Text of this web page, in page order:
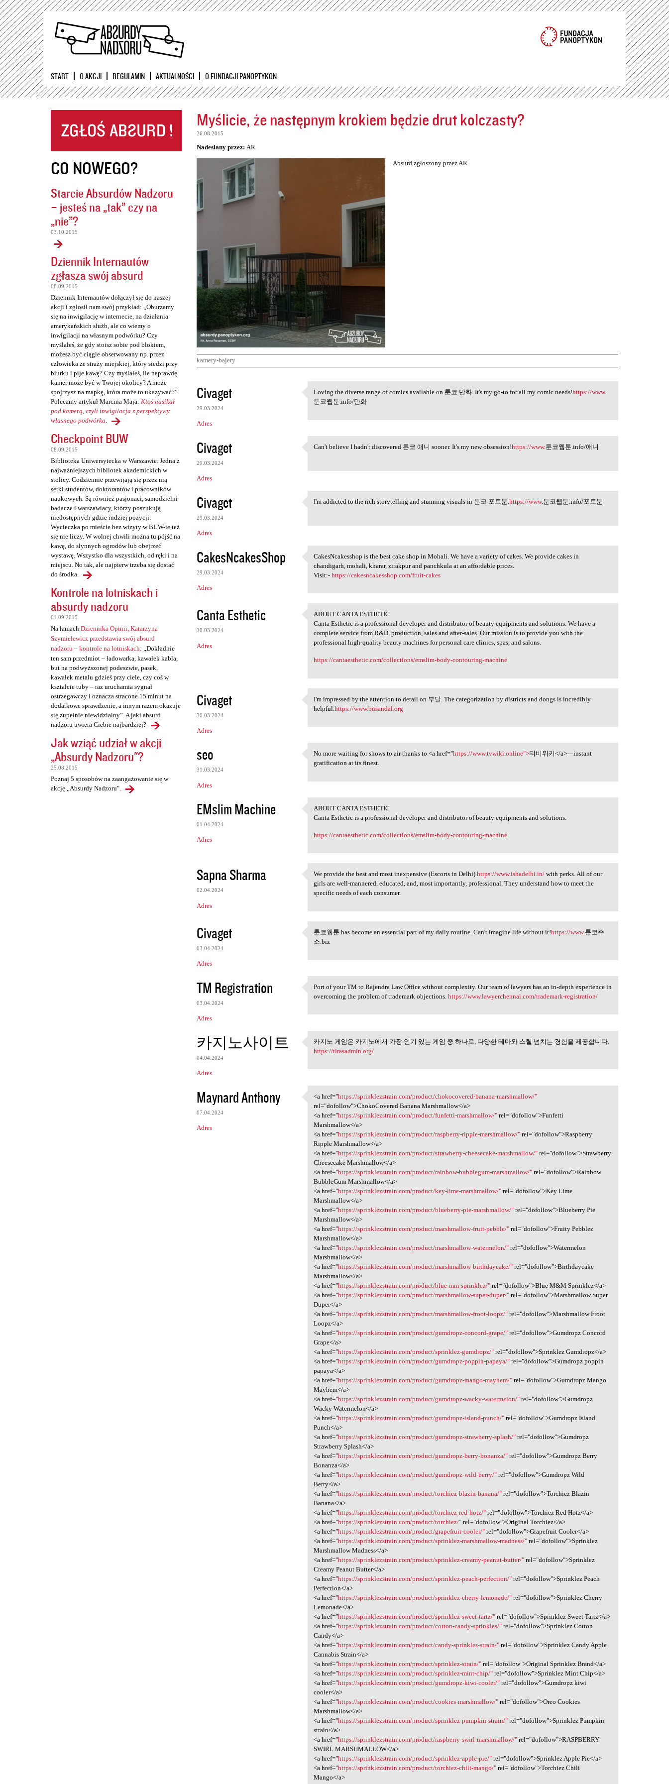
Przejdź
START O AKCJI REGULAMIN AKTUALNOŚCI O FUNDACJI PANOPTYKON
CO NOWEGO?
Starcie Absurdów Nadzoru
– jesteś na „tak” czy na
„nie”?
03.10.2015
Dziennik Internautów
zgłasza swój absurd
08.09.2015
Dziennik Internautów dołączył się do naszej
akcji i zgłosił nam swój przykład: „Oburzamy
się na inwigilację w internecie, na działania
amerykańskich służb, ale co wiemy o
inwigilacji na własnym podwórku? Czy
myślałeś, że gdy stoisz sobie pod blokiem,
możesz być ciągle obserwowany np. przez
człowieka ze straży miejskiej, który siedzi przy
biurku i pije kawę? Czy myślałeś, ile naprawdę
kamer może być w Twojej okolicy? A może
spojrzysz na mapkę, która może to ukazywać?”.
Polecamy artykuł Marcina Maja: Ktoś nasikał
pod kamerą, czyli inwigilacja z perspektywy
własnego podwórka.
Checkpoint BUW
08.09.2015
Biblioteka Uniwersytecka w Warszawie. Jedna z
najważniejszych bibliotek akademickich w
stolicy. Codziennie przewijają się przez nią
setki studentów, doktorantów i pracowników
naukowych. Są również pasjonaci, samodzielni
badacze i warszawiacy, którzy poszukują
niedostępnych gdzie indziej pozycji.
Wycieczka po mieście bez wizyty w BUW-ie też
się nie liczy. W wolnej chwili można tu pójść na
kawę, do słynnych ogrodów lub obejrzeć
wystawę. Wszystko dla wszystkich, od ręki i na
miejscu. No tak, ale najpierw trzeba się dostać
do środka.
Kontrole na lotniskach i
absurdy nadzoru
01.09.2015
Na łamach Dziennika Opinii, Katarzyna
Szymielewicz przedstawia swój absurd
nadzoru – kontrole na lotniskach: „Dokładnie
ten sam przedmiot – ładowarka, kawałek kabla,
but na podwyższonej podeszwie, pasek,
kawałek metalu gdzieś przy ciele, czy coś w
kształcie tuby – raz uruchamia sygnał
ostrzegawczy i oznacza stracone 15 minut na
dodatkowe sprawdzenie, a innym razem okazuje
się zupełnie niewidzialny”. A jaki absurd
nadzoru uwiera Ciebie najbardziej?
Jak wziąć udział w akcji
„Absurdy Nadzoru"?
25.08.2015
Poznaj 5 sposobów na zaangażowanie się w
akcję „Absurdy Nadzoru".
Myślicie, że następnym krokiem będzie drut kolczasty?
26.08.2015
Nadesłany przez: AR
Absurd zgłoszony przez AR.
kamery-bajery
K
o
m
e
n
t
r
z
e
Civaget
29.03.2024
Adres
Loving the diverse range of
Loving the diverse range of comics available on 툰코 만화. It's my go-to for all my comic needs!https://www.
툰코웹툰.info/만화
Civaget
29.03.2024
Adres
Can't believe I hadn't discovered 툰코 애니 sooner. It's my new obsession!https://www.툰코웹툰.info/애니
Civaget
29.03.2024
Adres
I'm addicted to the rich
I'm addicted to the rich storytelling and stunning visuals in 툰코 포토툰.https://www.툰코웹툰.info/포토툰
CakesNcakesShop
29.03.2024
Adres
CakesNcakesshop is the best
CakesNcakesshop is the best cake shop in Mohali. We have a variety of cakes. We provide cakes in
chandigarh, mohali, kharar, zirakpur and panchkula at an affordable prices.
Visit:-https://cakesncakesshop.com/fruit-cakes
Canta Esthetic
30.03.2024
Adres
ABOUT CANTA ESTHETIC
ABOUT CANTA ESTHETIC
Canta Esthetic is a professional developer and distributor of beauty equipments and solutions. We have a
complete service from R&D, production, sales and after-sales. Our mission is to provide you with the
professional high-quality beauty machines for personal care clinics, spas, and salons.
https://cantaesthetic.com/collections/emslim-body-contouring-machine
Civaget
30.03.2024
Adres
I'm impressed by the
I'm impressed by the attention to detail on 부달. The categorization by districts and dongs is incredibly
helpful.https://www.busandal.org
seo
31.03.2024
Adres
No more waiting for shows to
No more waiting for shows to air thanks to <a href="https://www.tvwiki.online">티비위키</a>—instant
gratification at its finest.
EMslim Machine
01.04.2024
Adres
ABOUT CANTA ESTHETIC
ABOUT CANTA ESTHETIC
Canta Esthetic is a professional developer and distributor of beauty equipments and solutions.
https://cantaesthetic.com/collections/emslim-body-contouring-machine
Sapna Sharma
02.04.2024
Adres
We provide the best and most
We provide the best and most inexpensive (Escorts in Delhi)https://www.ishadelhi.in/ with perks. All of our
girls are well-mannered, educated, and, most importantly, professional. They understand how to meet the
specific needs of each consumer.
Civaget
03.04.2024
Adres
툰코웹툰 has become an essential
툰코웹툰 has become an essential part of my daily routine. Can't imagine life without it!https://www.툰코주
소.biz
TM Registration
03.04.2024
Adres
Port of your TM to Rajendra
Port of your TM to Rajendra Law Office without complexity. Our team of lawyers has an in-depth experience in
overcoming the problem of trademark objections.https://www.lawyerchennai.com/trademark-registration/
카지노사이트
04.04.2024
Adres
카지노 게임은 카지노에서 가장 인기 있는 게임 중
카지노 게임은 카지노에서 가장 인기 있는 게임 중 하나로, 다양한 테마와 스릴 넘치는 경험을 제공합니다.
https://tirasadmin.org/
Maynard Anthony
07.04.2024
Adres
<a href="https:/
<a href="https://sprinklezstrain.com/product/chokocovered-banana-marshmallow/"
rel="dofollow">ChokoCovered Banana Marshmallow</a>
<a href="https://sprinklezstrain.com/product/funfetti-marshmallow/" rel="dofollow">Funfetti
Marshmallow</a>
<a href="https://sprinklezstrain.com/product/raspberry-ripple-marshmallow/" rel="dofollow">Raspberry
Ripple Marshmallow</a>
<a href="https://sprinklezstrain.com/product/strawberry-cheesecake-marshmallow/" rel="dofollow">Strawberry
Cheesecake Marshmallow</a>
<a href="https://sprinklezstrain.com/product/rainbow-bubblegum-marshmallow/" rel="dofollow">Rainbow
BubbleGum Marshmallow</a>
<a href="https://sprinklezstrain.com/product/key-lime-marshmallow/" rel="dofollow">Key Lime
Marshmallow</a>
<a href="https://sprinklezstrain.com/product/blueberry-pie-marshmallow/" rel="dofollow">Blueberry Pie
Marshmallow</a>
<a href="https://sprinklezstrain.com/product/marshmallow-fruit-pebble/" rel="dofollow">Fruity Pebblez
Marshmallow</a>
<a href="https://sprinklezstrain.com/product/marshmallow-watermelon/" rel="dofollow">Watermelon
Marshmallow</a>
<a href="https://sprinklezstrain.com/product/marshmallow-birthdaycake/" rel="dofollow">Birthdaycake
Marshmallow</a>
<a href="https://sprinklezstrain.com/product/blue-mm-sprinklez/" rel="dofollow">Blue M&M Sprinklez</a>
<a href="https://sprinklezstrain.com/product/marshmallow-super-duper/" rel="dofollow">Marshmallow Super
Duper</a>
<a href="https://sprinklezstrain.com/product/marshmallow-froot-loopz/" rel="dofollow">Marshmallow Froot
Loopz</a>
<a href="https://sprinklezstrain.com/product/gumdropz-concord-grape/" rel="dofollow">Gumdropz Concord
Grape</a>
<a href="https://sprinklezstrain.com/product/sprinklez-gumdropz/" rel="dofollow">Sprinklez Gumdropz</a>
<a href="https://sprinklezstrain.com/product/gumdropz-poppin-papaya/" rel="dofollow">Gumdropz poppin
papaya</a>
<a href="https://sprinklezstrain.com/product/gumdropz-mango-mayhem/" rel="dofollow">Gumdropz Mango
Mayhem</a>
<a href="https://sprinklezstrain.com/product/gumdropz-wacky-watermelon/" rel="dofollow">Gumdropz
Wacky Watermelon</a>
<a href="https://sprinklezstrain.com/product/gumdropz-island-punch/" rel="dofollow">Gumdropz Island
Punch</a>
<a href="https://sprinklezstrain.com/product/gumdropz-strawberry-splash/" rel="dofollow">Gumdropz
Strawberry Splash</a>
<a href="https://sprinklezstrain.com/product/gumdropz-berry-bonanza/" rel="dofollow">Gumdropz Berry
Bonanza</a>
<a href="https://sprinklezstrain.com/product/gumdropz-wild-berry/" rel="dofollow">Gumdropz Wild
Berry</a>
<a href="https://sprinklezstrain.com/product/torchiez-blazin-banana/" rel="dofollow">Torchiez Blazin
Banana</a>
<a href="https://sprinklezstrain.com/product/torchiez-red-hotz/" rel="dofollow">Torchiez Red Hotz</a>
<a href="https://sprinklezstrain.com/product/torchiez/" rel="dofollow">Original Torchiez</a>
<a href="https://sprinklezstrain.com/product/grapefruit-cooler/" rel="dofollow">Grapefruit Cooler</a>
<a href="https://sprinklezstrain.com/product/sprinklez-marshmallow-madness/" rel="dofollow">Sprinklez
Marshmallow Madness</a>
<a href="https://sprinklezstrain.com/product/sprinklez-creamy-peanut-butter/" rel="dofollow">Sprinklez
Creamy Peanut Butter</a>
<a href="https://sprinklezstrain.com/product/sprinklez-peach-perfection/" rel="dofollow">Sprinklez Peach
Perfection</a>
<a href="https://sprinklezstrain.com/product/sprinklez-cherry-lemonade/" rel="dofollow">Sprinklez Cherry
Lemonade</a>
<a href="https://sprinklezstrain.com/product/sprinklez-sweet-tartz/" rel="dofollow">Sprinklez Sweet Tartz</a>
<a href="https://sprinklezstrain.com/product/cotton-candy-sprinkles/" rel="dofollow">Sprinklez Cotton
Candy</a>
<a href="https://sprinklezstrain.com/product/candy-sprinkles-strain/" rel="dofollow">Sprinklez Candy Apple
Cannabis Strain</a>
<a href="https://sprinklezstrain.com/product/sprinklez-strain/" rel="dofollow">Original Sprinklez Brand</a>
<a href="https://sprinklezstrain.com/product/sprinklez-mint-chip/" rel="dofollow">Sprinklez Mint Chip</a>
<a href="https://sprinklezstrain.com/product/gumdropz-kiwi-cooler/" rel="dofollow">Gumdropz kiwi
cooler</a>
<a href="https://sprinklezstrain.com/product/cookies-marshmallow/" rel="dofollow">Oreo Cookies
Marshmallow</a>
<a href="https://sprinklezstrain.com/product/sprinklez-pumpkin-strain/" rel="dofollow">Sprinklez Pumpkin
strain</a>
<a href="https://sprinklezstrain.com/product/raspberry-swirl-marshmallow/" rel="dofollow">RASPBERRY
SWIRL MARSHMALLOW</a>
<a href="https://sprinklezstrain.com/product/sprinklez-apple-pie/" rel="dofollow">Sprinklez Apple Pie</a>
<a href="https://sprinklezstrain.com/product/torchiez-chili-mango/" rel="dofollow">Torchiez Chili
Mango</a>